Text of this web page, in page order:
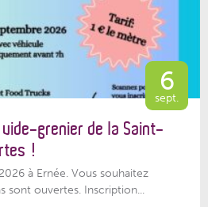
6
sept.
grenier de la Saint-
!
à Ernée. Vous souhaitez
sont ouvertes. Inscription...